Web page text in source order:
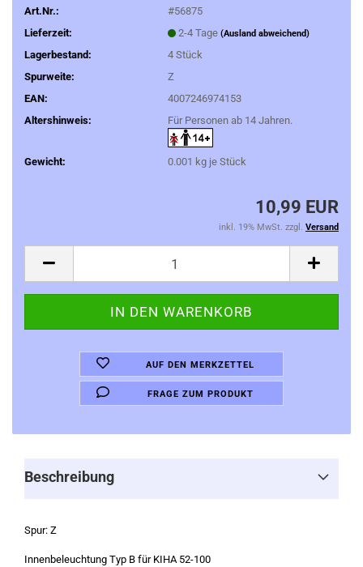
Art.Nr.:
#56875
Lieferzeit:
2-4 Tage (Ausland abweichend)
Lagerbestand: 4 Stück
Spurweite:
Z
EAN:
4007246974153
Altershinweis:
Für Personen ab 14 Jahren.
Gewicht: 0.001 kg je Stück
10,99 EUR
inkl. 19% MwSt. zzgl. Versand
AUF DEN MERKZETTEL
FRAGE ZUM PRODUKT
Beschreibung
Spur: Z
Innenbeleuchtung Typ B für KIHA 52-100